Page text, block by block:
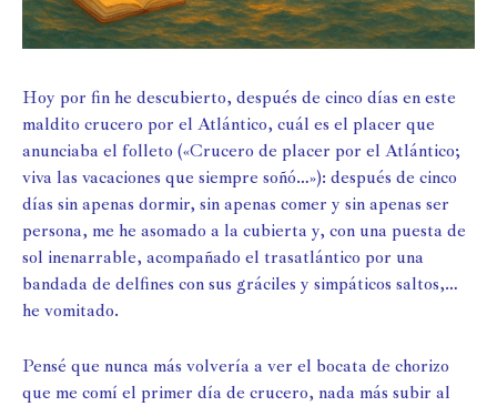
Hoy por fin he descubierto, después de cinco días en este
maldito crucero por el Atlántico, cuál es el placer que
anunciaba el folleto («Crucero de placer por el Atlántico;
viva las vacaciones que siempre soñó…»): después de cinco
días sin apenas dormir, sin apenas comer y sin apenas ser
persona, me he asomado a la cubierta y, con una puesta de
sol inenarrable, acompañado el trasatlántico por una
bandada de delfines con sus gráciles y simpáticos saltos,…
he vomitado.
Pensé que nunca más volvería a ver el bocata de chorizo
que me comí el primer día de crucero, nada más subir al